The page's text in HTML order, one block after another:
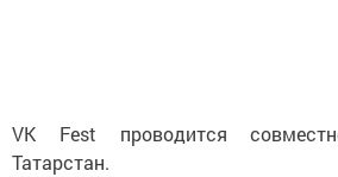
VK Fest проводится
Татарстан.